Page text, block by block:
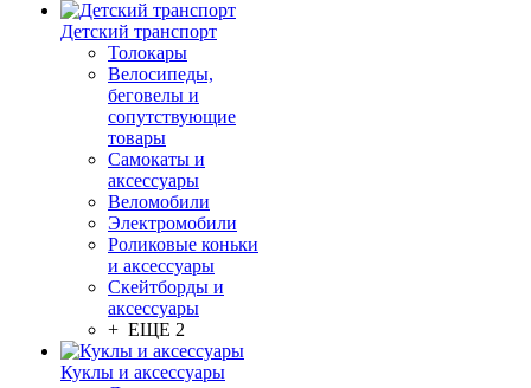
Детский транспорт
Толокары
Велосипеды,
беговелы и
сопутствующие
товары
Самокаты и
аксессуары
Веломобили
Электромобили
Роликовые коньки
и аксессуары
Скейтборды и
аксессуары
+ ЕЩЕ 2
Куклы и аксессуары